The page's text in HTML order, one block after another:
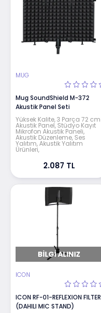
MUG
Mug SoundShield M-372
Akustik Panel Seti
Yüksek Kalite, 3 Parça 72 cm
Akustik Panel, Stüdyo Kayıt
Mikrofon Akustik Paneli,
Akustik Düzenleme, Ses
Yalıtım, Akustik Yalıtım
Ürünleri,
2.087 TL
BILGI ALINIZ
ICON
ICON RF-01-REFLEXION FILTER
(DAHILI MIC STAND)